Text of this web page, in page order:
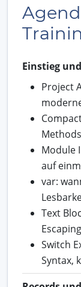
Einstieg
Project
Methods
Module
auf
var:
Text
Switch
Syntax,